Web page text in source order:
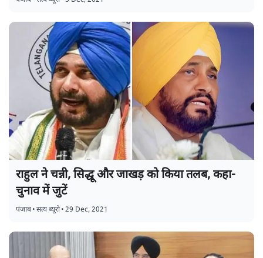
राहुल ने चन्नी, सिद्धू और जाखड़ को किया तलब, कहा-
चुनाव में जुटें
पंजाब•सत्य ब्यूरो•29 Dec, 2021